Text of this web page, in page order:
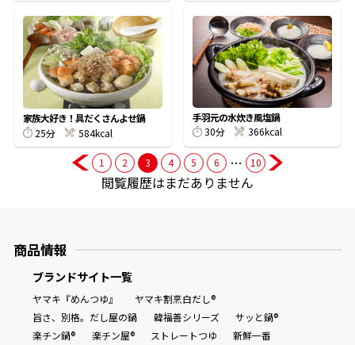
おすすめサイト
新鮮一番
氷熟®︎
だしパック
家族大好き！具だくさんよせ鍋
25分
584kcal
手羽元の水炊き風塩鍋
30分
366kcal
1 2 3 4 5 6 … 10
閲覧履歴はまだありません
商品情報
ブランドサイト一覧
ヤマキ『めんつゆ』
ヤマキ割烹白だし®
旨さ、別格。だし屋の鍋
韓福善シリーズ
サッと鍋®
楽チン鍋®
楽チン屋® ストレートつゆ
新鮮一番